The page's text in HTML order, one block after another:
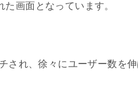
画面となっています。
され、徐々にユーザー数を